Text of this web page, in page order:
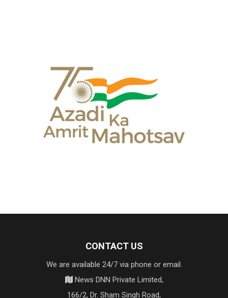
CONTACT US
We are available 24/7 via phone or email.
News DNN Private Limited,
166/2, Dr. Sham Singh Road,